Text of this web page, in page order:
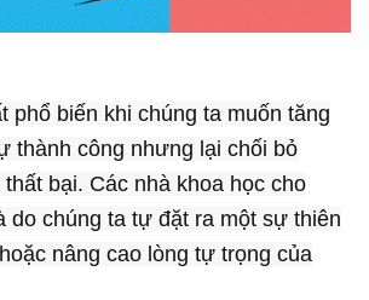
phổ biến khi chúng ta muốn tăng
thành công nhưng lại chối bỏ
bại. Các nhà khoa học cho
do chúng ta tự đặt ra một sự thiên
nâng cao lòng tự trọng của